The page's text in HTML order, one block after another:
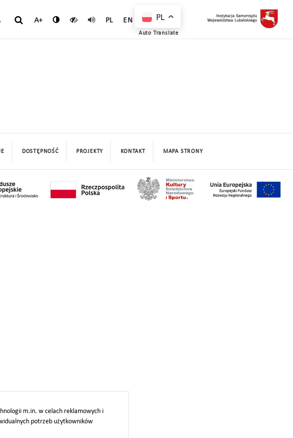
A+ PL EN
m.in. w celach reklamowych i
potrzeb użytkowników
DOSTĘPNOŚĆ PROJEKTY KONTAKT MAPA STRONY
PL
Auto Translate